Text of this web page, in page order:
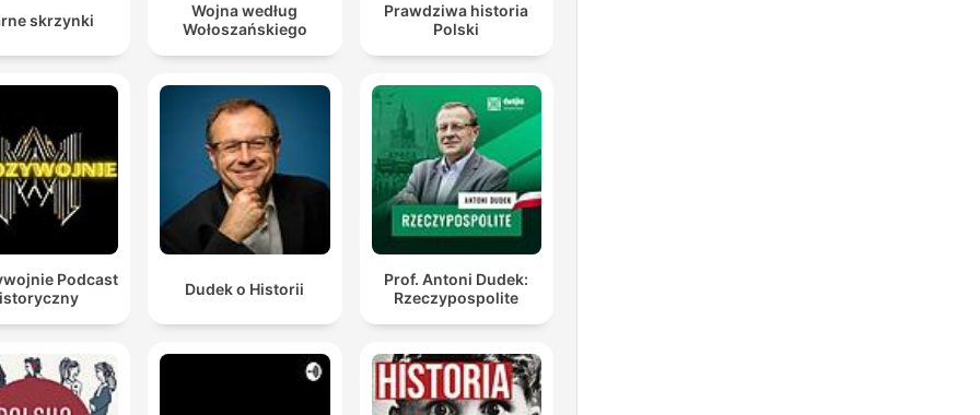
skrzynki
Wojna według
Wołoszańskiego
Prawdziwa historia
Polski
Podcast
Dudek o Historii
Prof. Antoni Dudek:
Rzeczypospolite